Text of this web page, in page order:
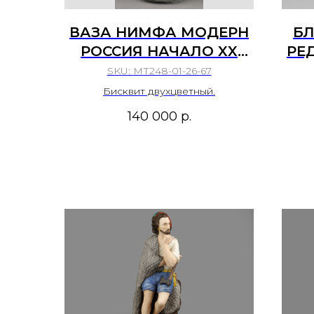
ВАЗА НИМФА МОДЕРН
РОССИЯ НАЧАЛО XX
ВЕКА ФАБРИКА
КУЗНЕЦОВА В
ВЕРБИЛКАХ
SKU: МТ248-01-26-67
Бисквит двухцветный.
140 000 р.